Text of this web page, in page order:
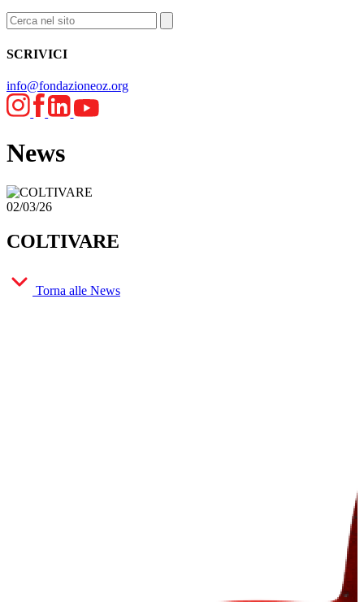
SCRIVICI
info@fondazioneoz.org
News
02/03/26
COLTIVARE
Torna alle News